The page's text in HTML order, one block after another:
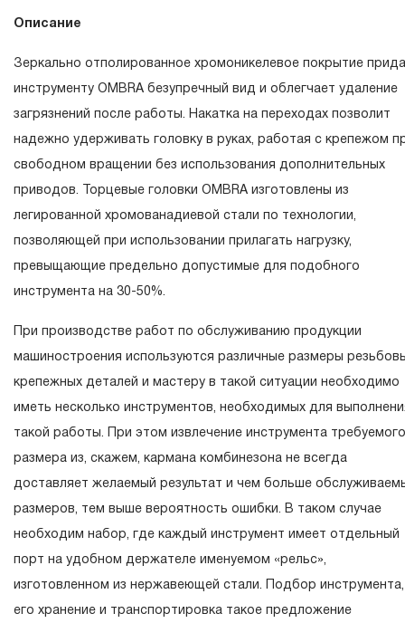
Состав товара
Описание
Зеркально отполированное хромоникелевое покрытие
инструменту OMBRA безупречный вид и облегчает удаление
загрязнений после работы. Накатка на переходах позволит
надежно удерживать головку в руках, работая с крепежом
свободном вращении без использования дополнительных
приводов. Торцевые головки OMBRA изготовлены из
легированной хромованадиевой стали по технологии,
позволяющей при использовании прилагать нагрузку,
превыщающие предельно допустимые для подобного
инструмента на 30-50%.
При производстве работ по обслуживанию продукции
машиностроения используются различные размеры
крепежных деталей и мастеру в такой ситуации необходимо
иметь несколько инструментов, необходимых для
такой работы. При этом извлечение инструмента требуемого
размера из, скажем, кармана комбинезона не всегда
доставляет желаемый результат и чем больше
размеров, тем выше вероятность ошибки. В таком случае
необходим набор, где каждый инструмент имеет отдельный
порт на удобном держателе именуемом «рельс»,
изготовленном из нержавеющей стали. Подбор инструмента,
его хранение и транспортировка такое предложение
Понятие «ПОЖИЗНЕННАЯ ГАРАНТИЯ».
1.1 Понятие «ПОЖИЗНЕННАЯ ГАРАНТИЯ» включает в
признание неограниченного срока поддержания
гарантийных обязательств в течение всего периода
эксплуатации изделия, а также замена или ремонт
вышедшего из строя инструмента, если при проведении
технической экспертизы было установлено, что
некачественные материалы или нарушал технологию в
процессе его производства.
1.2 «ПОЖИЗНЕННАЯ ГАРАНТИЯ» предоставляется при
условии соблюдения покупателем (потребителем) правил
эксплуатации, обслуживания, транспортировки и
применяемых для ручного слесарно-монтажного
инструмента.
2. Понятие «ОГРАНИЧЕННАЯ ГАРАНТИЯ»
2.1 На инструмент, имеющий в своей конструкции
КИНЕМАТИЧЕСКУЮ СХЕМУ (МЕХАНИЗМ)
распространяется понятие «ограниченной гарантии», в
55081
55082 Головка торцевая глубокая 1/4"DR, 6 мм
55084 Головка торцевая глубокая 1/4"DR, 8 мм
55085 Головка торцевая глубокая 1/4"DR, 9 мм
55086 Головка торцевая глубокая 1/4"DR, 10 мм
55087 Головка торцевая глубокая 1/4"DR, 11 мм
Головка торцевая глубокая 1/4"DR, 12 мм
55422 Головка торцевая глубокая 1/4"DR, 14 мм